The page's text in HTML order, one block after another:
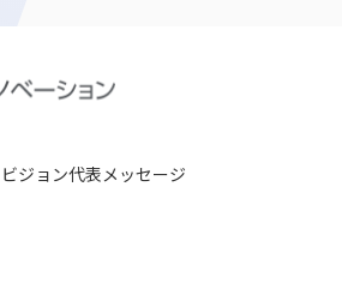
ジョン代表メッセージ